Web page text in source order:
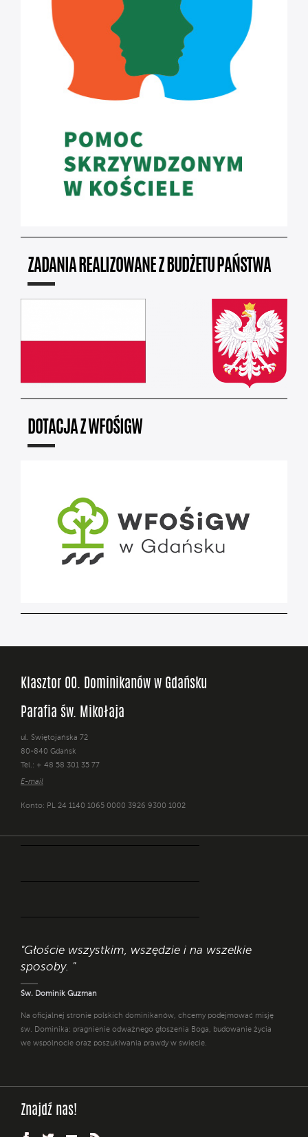
ZADANIA REALIZOWANE Z BUDŻETU PAŃSTWA
DOTACJA Z WFOŚIGW
Klasztor OO. Dominikanów w Gdańsku
Parafia św. Mikołaja
ul. Świętojańska 72
80-840 Gdańsk
Tel.: + 48 58 301 35 77
E-mail
Konto: PL 24 1140 1065 0000 3926 9300 1002
"Głoście wszystkim, wszędzie i na wszelkie
sposoby. "
Św. Dominik Guzman
Na oficjalnej stronie polskich dominikanów, chcemy podejmować misję
św. Dominika: pragnienie odważnego głoszenia Boga, budowanie życia
we wspólnocie oraz poszukiwania prawdy w świecie.
Znajdź nas!